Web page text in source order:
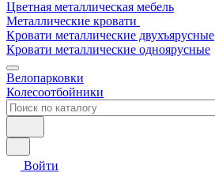
Цветная металлическая мебель
Металлические кровати
Кровати металлические двухъярусные
Кровати металлические одноярусные
Велопарковки
Колесоотбойники
Войти